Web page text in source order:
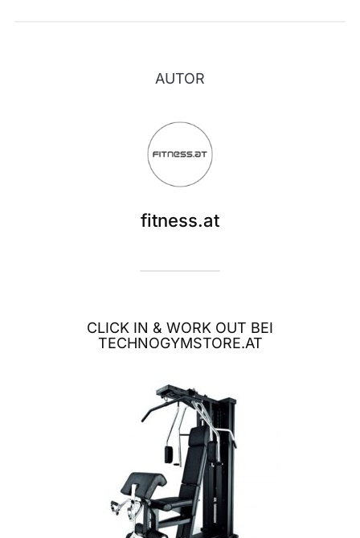
AUTOR
fitness.at
CLICK IN & WORK OUT BEI
TECHNOGYMSTORE.AT